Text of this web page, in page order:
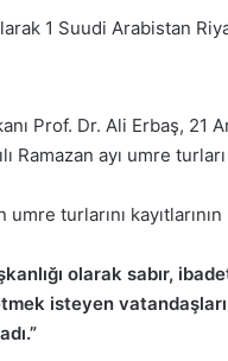
1 Suudi Arabistan
Prof. Dr. Ali Erbaş, 21
Ramazan ayı umre
umre turlarını
olarak sabır,
isteyen